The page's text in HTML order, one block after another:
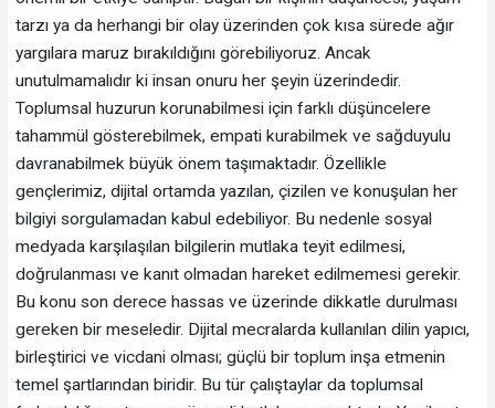
tarzı ya da herhangi bir olay üzerinden çok kısa sürede ağır
yargılara maruz bırakıldığını görebiliyoruz. Ancak
unutulmamalıdır ki insan onuru her şeyin üzerindedir.
Toplumsal huzurun korunabilmesi için farklı düşüncelere
tahammül gösterebilmek, empati kurabilmek ve sağduyulu
davranabilmek büyük önem taşımaktadır. Özellikle
gençlerimiz, dijital ortamda yazılan, çizilen ve konuşulan her
bilgiyi sorgulamadan kabul edebiliyor. Bu nedenle sosyal
medyada karşılaşılan bilgilerin mutlaka teyit edilmesi,
doğrulanması ve kanıt olmadan hareket edilmemesi gerekir.
Bu konu son derece hassas ve üzerinde dikkatle durulması
gereken bir meseledir. Dijital mecralarda kullanılan dilin yapıcı,
birleştirici ve vicdani olması; güçlü bir toplum inşa etmenin
temel şartlarından biridir. Bu tür çalıştaylar da toplumsal